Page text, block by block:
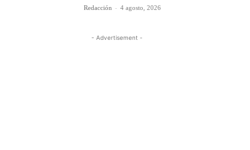
Redacción - 4 agosto, 2026
- Advertisement -